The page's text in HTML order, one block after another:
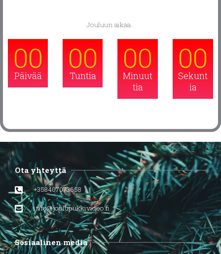
Jouluun aikaa...
00
Päivää
00
Tuntia
00
Minuut
tia
00
Sekunt
ia
Ota yhteyttä
+358407073658
info@joulupukkivideo.fi
Sosiaalinen media